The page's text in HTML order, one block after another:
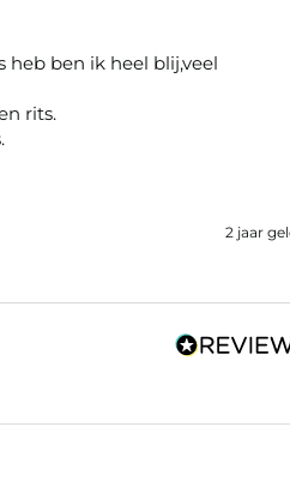
heb ben ik heel blij,veel
rits.
2 jaar